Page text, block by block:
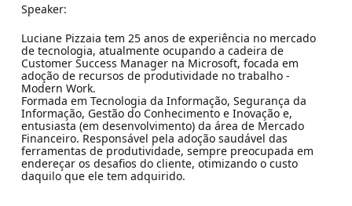
Speaker:
Luciane Pizzaia tem 25 anos de experiência no mercado
de tecnologia, atualmente ocupando a cadeira de
Customer Success Manager na Microsoft, focada em
adoção de recursos de produtividade no trabalho -
Modern Work.
Formada em Tecnologia da Informação, Segurança da
Informação, Gestão do Conhecimento e Inovação e,
entusiasta (em desenvolvimento) da área de Mercado
Financeiro. Responsável pela adoção saudável das
ferramentas de produtividade, sempre preocupada em
endereçar os desafios do cliente, otimizando o custo
daquilo que ele tem adquirido.